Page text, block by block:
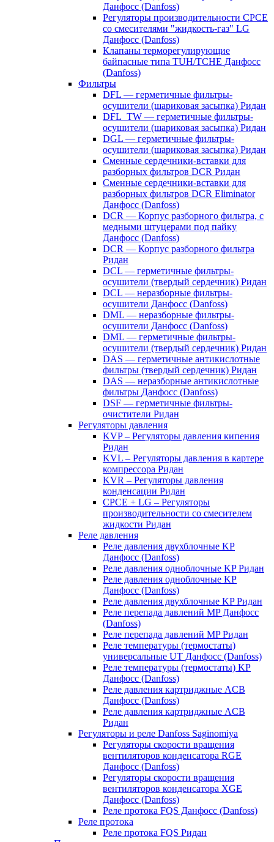
Данфосс (Danfoss)
Регуляторы производительности CPCE
со смесителями "жидкость-газ" LG
Данфосс (Danfoss)
Клапаны терморегулирующие
байпасные типа TUH/TCHE Данфосс
(Danfoss)
Фильтры
DFL — герметичные фильтры-
осушители (шариковая засыпка) Ридан
DFL_TW — герметичные фильтры-
осушители (шариковая засыпка) Ридан
DGL — герметичные фильтры-
осушители (шариковая засыпка) Ридан
Сменные сердечники-вставки для
разборных фильтров DCR Ридан
Сменные сердечники-вставки для
разборных фильтров DCR Eliminator
Данфосс (Danfoss)
DCR — Корпус разборного фильтра, с
медными штуцерами под пайку
Данфосс (Danfoss)
DCR — Корпус разборного фильтра
Ридан
DCL — герметичные фильтры-
осушители (твердый сердечник) Ридан
DCL — неразборные фильтры-
осушители Данфосс (Danfoss)
DML — неразборные фильтры-
осушители Данфосс (Danfoss)
DML — герметичные фильтры-
осушители (твердый сердечник) Ридан
DAS — герметичные антикислотные
фильтры (твердый сердечник) Ридан
DAS — неразборные антикислотные
фильтры Данфосс (Danfoss)
DSF — герметичные фильтры-
очистители Ридан
Регуляторы давления
KVP – Регуляторы давления кипения
Ридан
KVL – Регуляторы давления в картере
компрессора Ридан
KVR – Регуляторы давления
конденсации Ридан
CPCE + LG – Регуляторы
производительности со смесителем
жидкости Ридан
Реле давления
Реле давления двухблочные KP
Данфосс (Danfoss)
Реле давления одноблочные KP Ридан
Реле давления одноблочные KP
Данфосс (Danfoss)
Реле давления двухблочные KP Ридан
Реле перепада давлений MP Данфосс
(Danfoss)
Реле перепада давлений MP Ридан
Реле температуры (термостаты)
универсальные UT Данфосс (Danfoss)
Реле температуры (термостаты) KP
Данфосс (Danfoss)
Реле давления картриджные ACB
Данфосс (Danfoss)
Реле давления картриджные ACB
Ридан
Регуляторы и реле Danfoss Saginomiya
Регуляторы скорости вращения
вентиляторов конденсатора RGE
Данфосс (Danfoss)
Регуляторы скорости вращения
вентиляторов конденсатора XGE
Данфосс (Danfoss)
Реле протока FQS Данфосс (Danfoss)
Реле протока
Реле протока FQS Ридан